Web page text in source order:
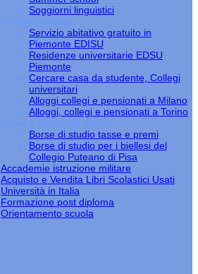
Soggiorni linguistici
Collegi e alloggi
Servizio abitativo gratuito in
Piemonte EDISU
Residenze universitarie EDSU
Piemonte
Cercare casa da studente, Collegi
universitari
Alloggi collegi e pensionati a Milano
Alloggi, collegi e pensionati a Torino
Borse e diritto allo studio
Borse di studio tasse e premi
Borse di studio per i biellesi del
Collegio Puteano di Pisa
Accademie istruzione militare
Acquisto e Vendita Libri Scolastici Usati
Università in Italia
Formazione post diploma
Orientamento scuola